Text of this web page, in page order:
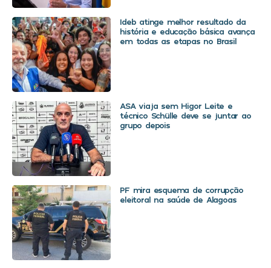
Ideb atinge melhor resultado da
história e educação básica avança
em todas as etapas no Brasil
ASA viaja sem Higor Leite e
técnico Schülle deve se juntar ao
grupo depois
PF mira esquema de corrupção
eleitoral na saúde de Alagoas